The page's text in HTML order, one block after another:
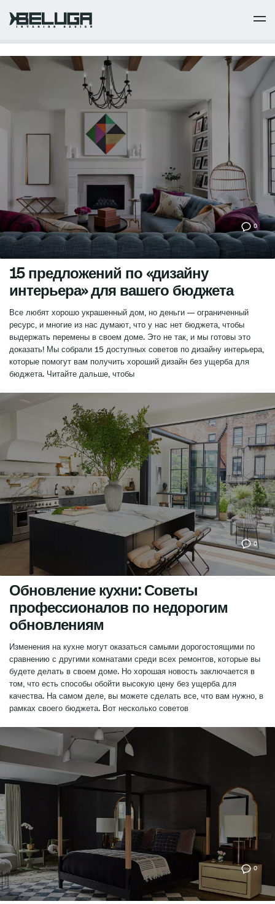
0
15 предложений по «дизайну
интерьера» для вашего бюджета
Все любят хорошо украшенный дом, но деньги — ограниченный
ресурс, и многие из нас думают, что у нас нет бюджета, чтобы
выдержать перемены в своем доме. Это не так, и мы готовы это
доказать! Мы собрали 15 доступных советов по дизайну интерьера,
которые помогут вам получить хороший дизайн без ущерба для
бюджета. Читайте дальше, чтобы
0
Обновление кухни: Советы
профессионалов по недорогим
обновлениям
Изменения на кухне могут оказаться самыми дорогостоящими по
сравнению с другими комнатами среди всех ремонтов, которые вы
будете делать в своем доме. Но хорошая новость заключается в
том, что есть способы обойти высокую цену без ущерба для
качества. На самом деле, вы можете сделать все, что вам нужно, в
рамках своего бюджета. Вот несколько советов
0